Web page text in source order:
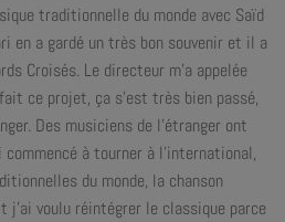
traditionnelle du monde avec Saïd
en a gardé un très bon souvenir et il a
Croisés. Le directeur m’a appelée
ce projet, ça s’est très bien passé,
Des musiciens de l’étranger ont
commencé à tourner à l’international,
du monde, la chanson
voulu réintégrer le classique parce